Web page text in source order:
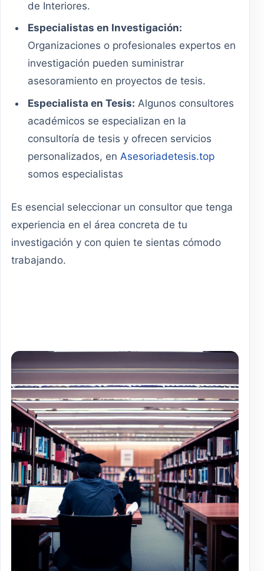
de Interiores.
Especialistas en Investigación:
Organizaciones o profesionales expertos en
investigación pueden suministrar
asesoramiento en proyectos de tesis.
Especialista en Tesis: Algunos consultores
académicos se especializan en la
consultoría de tesis y ofrecen servicios
personalizados, enAsesoriadetesis.top
somos especialistas
Es esencial seleccionar un consultor que tenga
experiencia en el área concreta de tu
investigación y con quien te sientas cómodo
trabajando.